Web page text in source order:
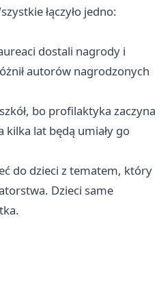
łączyło jedno:
dostali nagrody i
autorów nagrodzonych
bo profilaktyka zaczyna
kilka lat będą umiały go
do dzieci z tematem, który
Dzieci same